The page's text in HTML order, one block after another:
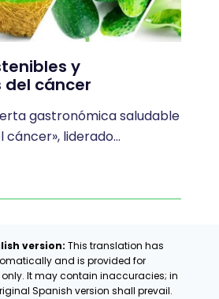
y
cáncer
gastronómica saludable
liderado…
version: This translation has
and is provided for
It may contain inaccuracies; in
Spanish version shall prevail.